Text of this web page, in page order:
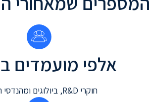
אלפי מועמדים
חוקרי R&D, ביולוגים ומהנדסי תהליך